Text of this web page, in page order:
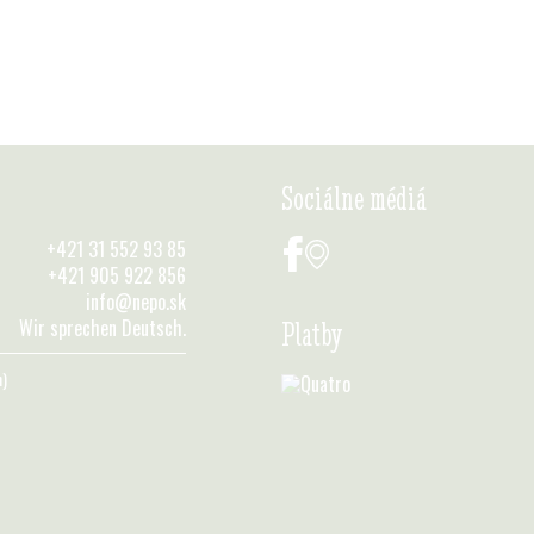
+421 31 552 93 85
+421 905 922 856
info@nepo.sk
Wir sprechen Deutsch.
Sociálne médiá
Platby